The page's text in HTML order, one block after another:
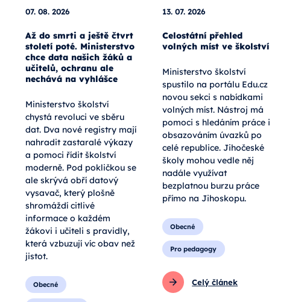
07. 08. 2026
Až do smrti a ještě čtvrt
století poté. Ministerstvo
chce data našich žáků a
učitelů, ochranu ale
nechává na vyhlášce
Ministerstvo školství
chystá revoluci ve sběru
dat. Dva nové registry mají
nahradit zastaralé výkazy
a pomoci řídit školství
moderně. Pod pokličkou se
ale skrývá obří datový
vysavač, který plošně
shromáždí citlivé
informace o každém
žákovi i učiteli s pravidly,
která vzbuzují víc obav než
jistot.
Obecné
13. 07. 2026
Celostátní přehled
volných míst ve školství
Ministerstvo školství
spustilo na portálu Edu.cz
novou sekci s nabídkami
volných míst. Nástroj má
pomoci s hledáním práce i
obsazováním úvazků po
celé republice. Jihočeské
školy mohou vedle něj
nadále využívat
bezplatnou burzu práce
přímo na Jihoskopu.
Obecné
Pro pedagogy
Celý článek